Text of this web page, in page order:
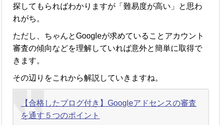
探してもらればわかりますが「難易度が高い」と思わ
れがち。
ただし、ちゃんとGoogleが求めていることアカウント
審査の傾向などを理解していれば意外と簡単に取得で
きます。
その辺りをこれから解説していきますね。
【合格したブログ付き】Googleアドセンスの審査
を通す５つのポイント